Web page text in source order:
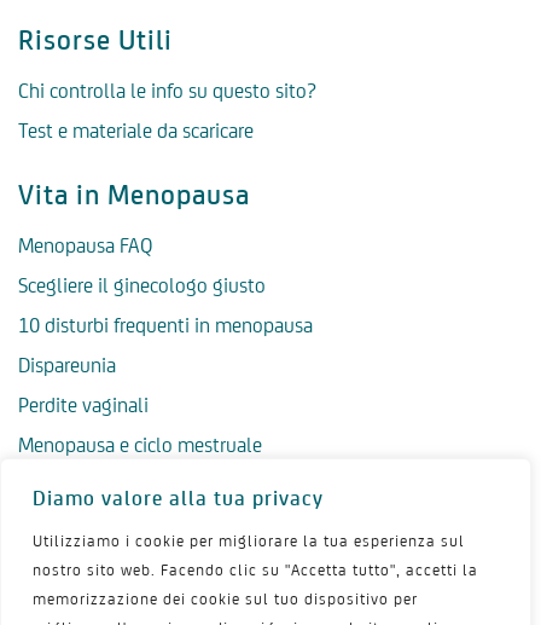
Diamo valore alla tua privacy
Utilizziamo i cookie per migliorare la tua esperienza sul
nostro sito web. Facendo clic su "Accetta tutto", accetti la
memorizzazione dei cookie sul tuo dispositivo per
Risorse Utili
Chi controlla le info su questo sito?
Test e materiale da scaricare
Vita in Menopausa
Menopausa FAQ
Scegliere il ginecologo giusto
10 disturbi frequenti in menopausa
Dispareunia
Perdite vaginali
Menopausa e ciclo mestruale
Menopausa precoce
Salute psicologica in menopausa
Igiene intima in menopausa